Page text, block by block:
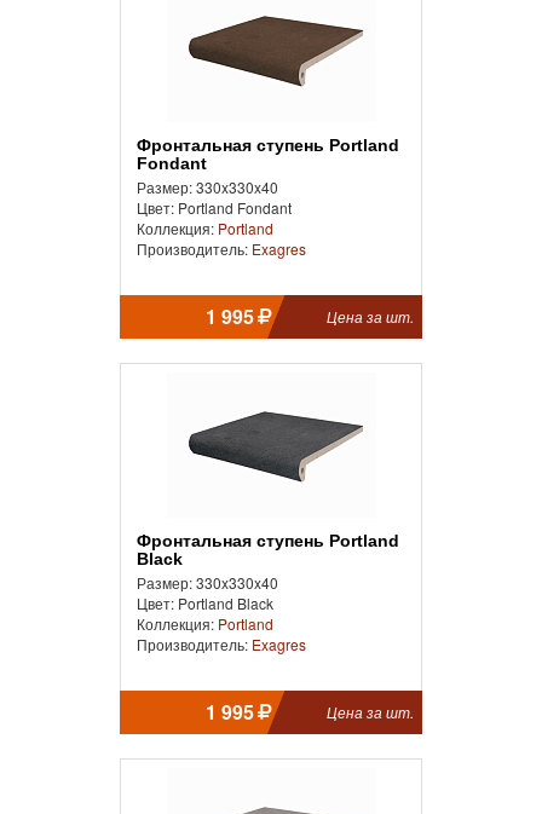
Фронтальная ступень Portland
Fondant
Размер: 330x330x40
Цвет: Portland Fondant
Коллекция: Portland
Производитель: Exagres
1 995 Цена за шт.
Фронтальная ступень Portland
Black
Размер: 330x330x40
Цвет: Portland Black
Коллекция: Portland
Производитель: Exagres
1 995 Цена за шт.